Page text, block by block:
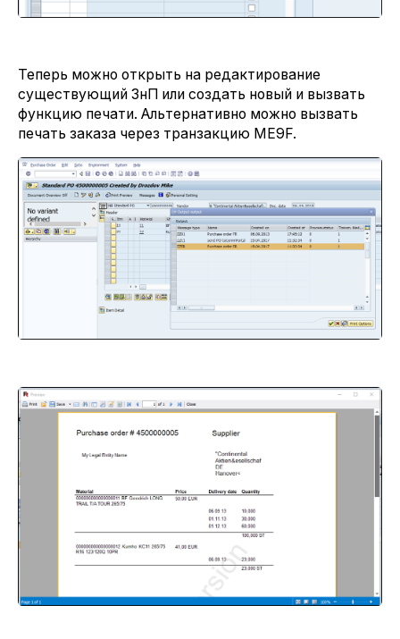
Теперь можно открыть на редактирование
существующий ЗнП или создать новый и вызвать
функцию печати. Альтернативно можно вызвать
печать заказа через транзакцию ME9F.